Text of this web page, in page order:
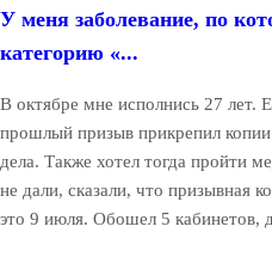
У меня заболевание, по
категорию «...
В октябре мне исполнись 27 лет.
прошлый призыв прикрепил
дела. Также хотел тогда пройти
не дали, сказали, что призывная
это 9 июля. Обошел 5 кабинетов,